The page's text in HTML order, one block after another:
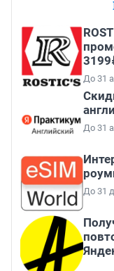
До 31
До 31
До 31